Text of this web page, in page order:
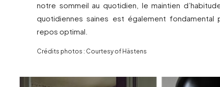
notre sommeil au quotidien, le maintien
quotidiennes saines est également fondamental
repos optimal.
Crédits photos : Courtesy of Hästens